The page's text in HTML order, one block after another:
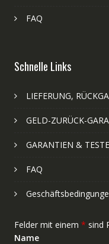
FAQ
Schnelle Links
LIEFERUNG,
GELD-ZURÜCK-
GARANTIEN &
FAQ
Felder mit einem * sind
Name